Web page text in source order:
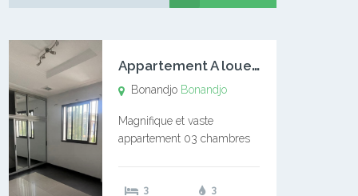
A
ppartement A louer Bonandjo
Bonandjo Bonandjo
Magnifique et vaste
appartement 03 chambres
douches 01 vaste salon 01
3
3